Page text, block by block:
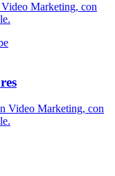
Video Marketing, con
Video Marketing, con